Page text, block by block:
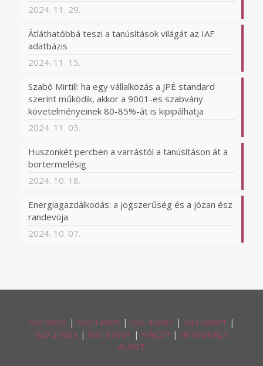
2024. 11. 29.
Átláthatóbbá teszi a tanúsítások világát az IAF
adatbázis
2024. 11. 15.
Szabó Mirtill: ha egy vállalkozás a JPÉ standard
szerint működik, akkor a 9001-es szabvány
követelményeinek 80-85%-át is kipipálhatja
2024. 11. 05.
Huszonkét percben a varrástól a tanúsításon át a
bortermelésig
2024. 10. 18.
Energiagazdálkodás: a jogszerűség és a józan ész
randevúja
2024. 10. 07.
ISO 9001 | ISO 14001 | ISO 45001 | ISO 50001 |
ISO 27001 | ISO 37001 | HACCP | INTEGRÁLT
AUDIT